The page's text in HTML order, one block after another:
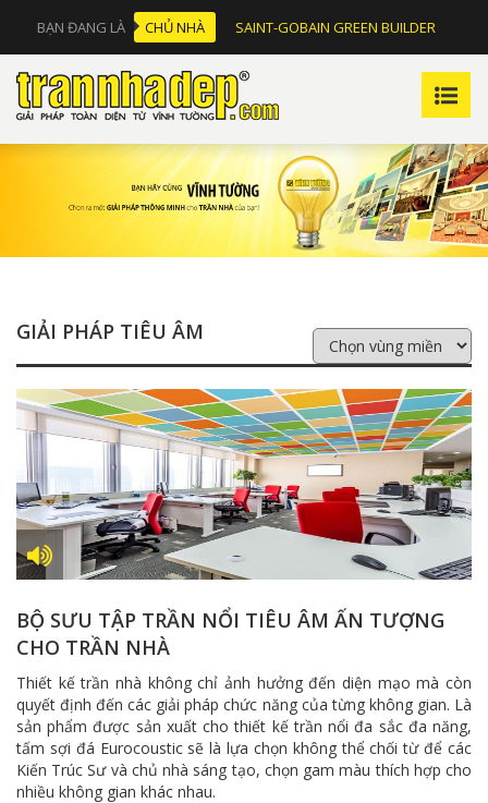
BẠN ĐANG LÀ CHỦ NHÀ SAINT-GOBAIN GREEN BUILDER
GIẢI PHÁP TIÊU ÂM
BỘ SƯU TẬP TRẦN NỔI TIÊU ÂM ẤN TƯỢNG
CHO TRẦN NHÀ
Thiết kế trần nhà không chỉ ảnh hưởng đến diện mạo mà còn
quyết định đến các giải pháp chức năng của từng không gian. Là
sản phẩm được sản xuất cho thiết kế trần nổi đa sắc đa năng,
tấm sợi đá Eurocoustic sẽ là lựa chọn không thể chối từ để các
Kiến Trúc Sư và chủ nhà sáng tạo, chọn gam màu thích hợp cho
nhiều không gian khác nhau.